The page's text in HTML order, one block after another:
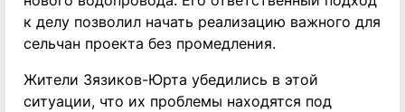
к делу позволил начать реализацию важного для
сельчан проекта без промедления.
Жители Зязиков-Юрта убедились в этой
ситуации, что их проблемы находятся под